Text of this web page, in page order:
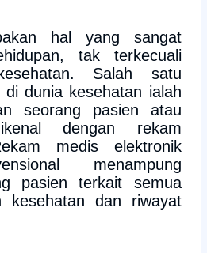
hal yang sangat
tak terkecuali
Salah satu
dunia kesehatan ialah
seorang pasien atau
dengan rekam
medis elektronik
menampung
pasien terkait semua
kesehatan dan riwayat